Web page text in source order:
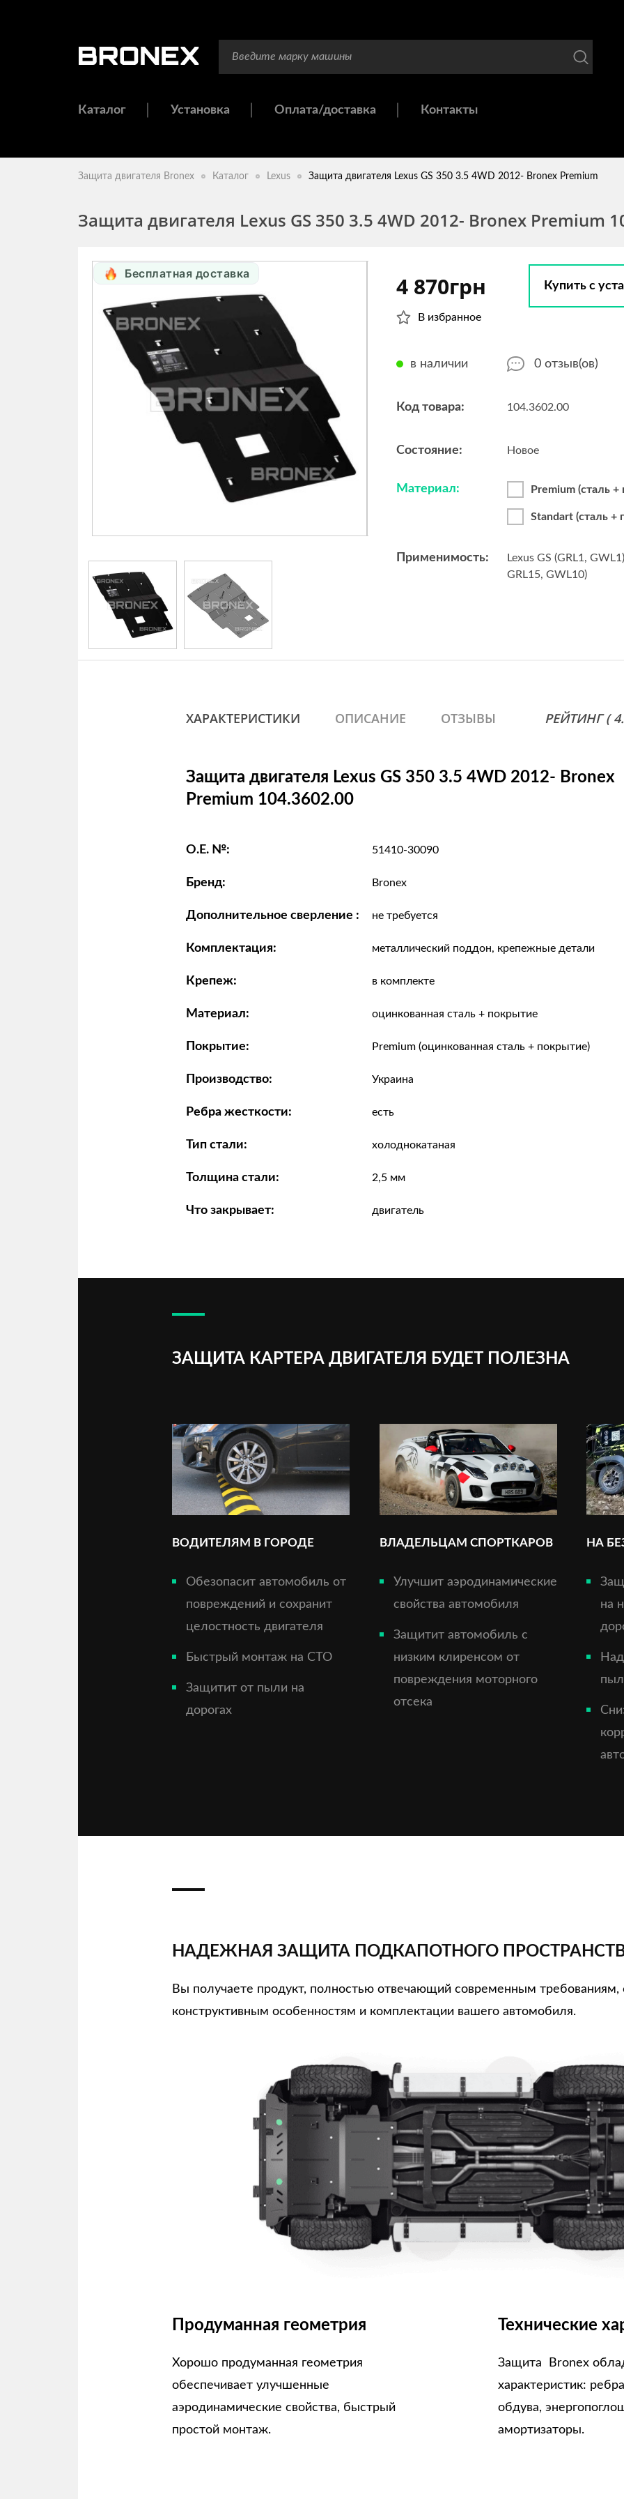
Каталог Установка Оплата/доставка Контакты
Защита двигателя Bronex Каталог Lexus Защита двигателя Lexus GS 350 3.5 4WD 2012- Bronex Premium
Защита двигателя Lexus GS 350 3.5 4WD 2012- Bronex Premium
Бесплатная доставка 4 870грн
В избранное
Купить с
в наличии 0 отзыв(ов)
Код товара: 104.3602.00
Состояние: Новое
Материал: Premium (сталь
Standart (сталь +
Применимость:
Lexus GS (GRL1,
GRL15, GWL10)
ХАРАКТЕРИСТИКИ ОПИСАНИЕ ОТЗЫВЫ РЕЙТИНГ (
Защита двигателя Lexus GS 350 3.5 4WD 2012- Bronex
Premium 104.3602.00
O.E. №: 51410-30090
Бренд: Bronex
Дополнительное сверление : не требуется
Комплектация: металлический поддон, крепежные детали
Крепеж: в комплекте
Материал: оцинкованная сталь + покрытие
Покрытие: Premium (оцинкованная сталь + покрытие)
Производство: Украина
Ребра жесткости: есть
Тип стали: холоднокатаная
Толщина стали: 2,5 мм
Что закрывает: двигатель
ЗАЩИТА КАРТЕРА ДВИГАТЕЛЯ БУДЕТ ПОЛЕЗНА
ВОДИТЕЛЯМ В ГОРОДЕ
Обезопасит автомобиль от
повреждений и сохранит
целостность двигателя
Быстрый монтаж на СТО
Защитит от пыли на
дорогах
ВЛАДЕЛЬЦАМ СПОРТКАРОВ
Улучшит аэродинамические
свойства автомобиля
Защитит автомобиль с
низким клиренсом от
повреждения моторного
отсека
НА
на
НАДЕЖНАЯ ЗАЩИТА ПОДКАПОТНОГО
Вы получаете продукт, полностью отвечающий современным требованиям,
конструктивным особенностям и комплектации вашего автомобиля.
Продуманная геометрия
Хорошо продуманная геометрия
обеспечивает улучшенные
аэродинамические свойства, быстрый
простой монтаж.
Технические
Защита Bronex
характеристик:
обдува,
амортизаторы.